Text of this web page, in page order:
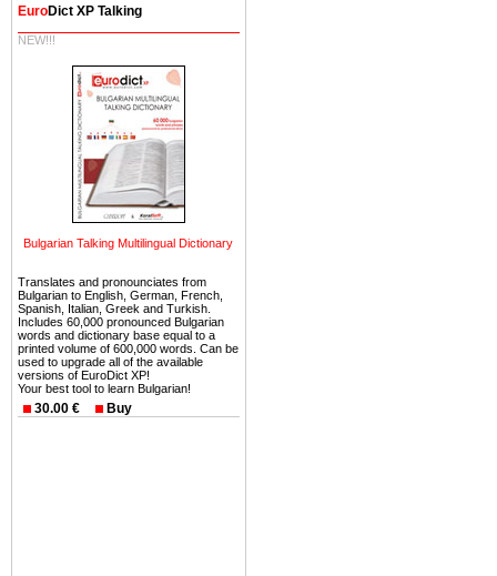
EuroDict XP Talking
NEW!!!
Bulgarian Talking Multilingual Dictionary
Translates and pronounciates from
Bulgarian to English, German, French,
Spanish, Italian, Greek and Turkish.
Includes 60,000 pronounced Bulgarian
words and dictionary base equal to a
printed volume of 600,000 words. Can be
used to upgrade all of the available
versions of EuroDict XP!
Your best tool to learn Bulgarian!
30.00 € Buy